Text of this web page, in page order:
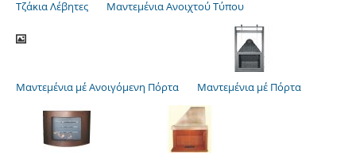
Τζάκια Λέβητες Μαντεμένια Ανοιχτού Τύπου
Μαντεμένια μέ Ανοιγόμενη Πόρτα Μαντεμένια μέ Πόρτα